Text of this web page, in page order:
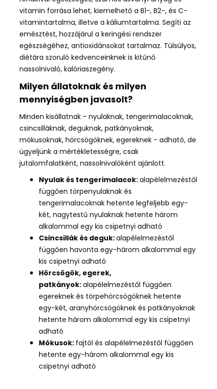
vitamin forrása lehet, kiemelhető a B1-, B2-, és C-
vitamintartalma, illetve a káliumtartalma. Segíti az
emésztést, hozzájárul a keringési rendszer
egészségéhez, antioxidánsokat tartalmaz. Túlsúlyos,
diétára szoruló kedvenceinknek is kitűnő
nassolnivaló, kalóriaszegény.
Milyen állatoknak és milyen
mennyiségben javasolt?
Minden kisállatnak - nyulaknak, tengerimalacoknak,
csincsilláknak, deguknak, patkányoknak,
mókusoknak, hörcsögöknek, egereknek - adható, de
ügyeljünk a mértékletességre, csak
jutalomfalatként, nassolnivalóként ajánlott.
Nyulak és tengerimalacok:alapélelmezéstől
függően törpenyulaknak és
tengerimalacoknak hetente legfeljebb egy-
két, nagytestű nyulaknak hetente három
alkalommal egy kis csipetnyi adható
Csincsillák és deguk:alapélelmezéstől
függően havonta egy-három alkalommal egy
kis csipetnyi adható
Hörcsögök, egerek,
patkányok:alapélelmezéstől függően
egereknek és törpehörcsögöknek hetente
egy-két, aranyhörcsögöknek és patkányoknak
hetente három alkalommal egy kis csipetnyi
adható
Mókusok: fajtól és alapélelmezéstől függően
hetente egy-három alkalommal egy kis
csipetnyi adható